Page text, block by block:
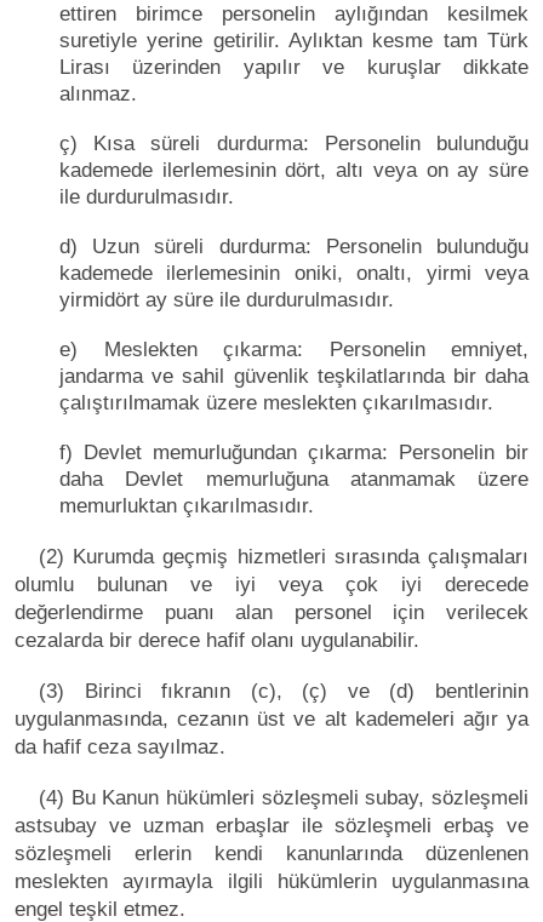
ettiren birimce personelin aylığından kesilmek
suretiyle yerine getirilir. Aylıktan kesme tam Türk
Lirası üzerinden yapılır ve kuruşlar dikkate
alınmaz.
ç) Kısa süreli durdurma: Personelin bulunduğu
kademede ilerlemesinin dört, altı veya on ay süre
ile durdurulmasıdır.
d) Uzun süreli durdurma: Personelin bulunduğu
kademede ilerlemesinin oniki, onaltı, yirmi veya
yirmidört ay süre ile durdurulmasıdır.
e) Meslekten çıkarma: Personelin emniyet,
jandarma ve sahil güvenlik teşkilatlarında bir daha
çalıştırılmamak üzere meslekten çıkarılmasıdır.
f) Devlet memurluğundan çıkarma: Personelin bir
daha Devlet memurluğuna atanmamak üzere
memurluktan çıkarılmasıdır.
(2) Kurumda geçmiş hizmetleri sırasında çalışmaları
olumlu bulunan ve iyi veya çok iyi derecede
değerlendirme puanı alan personel için verilecek
cezalarda bir derece hafif olanı uygulanabilir.
(3) Birinci fıkranın (c), (ç) ve (d) bentlerinin
uygulanmasında, cezanın üst ve alt kademeleri ağır ya
da hafif ceza sayılmaz.
(4) Bu Kanun hükümleri sözleşmeli subay, sözleşmeli
astsubay ve uzman erbaşlar ile sözleşmeli erbaş ve
sözleşmeli erlerin kendi kanunlarında düzenlenen
meslekten ayırmayla ilgili hükümlerin uygulanmasına
engel teşkil etmez.